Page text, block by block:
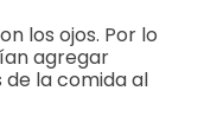
los ojos. Por lo
agregar
la comida al